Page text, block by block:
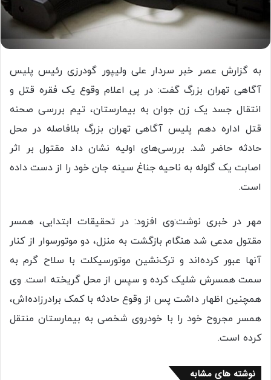
به گزارش عصر خبر سردار علی ولیپور گودرزی رئیس پلیس
آگاهی تهران بزرگ گفت: در پی اعلام وقوع یک فقره قتل و
انتقال جسد یک زن جوان به بیمارستان، تیم بررسی صحنه
قتل اداره دهم پلیس آگاهی تهران بزرگ بلافاصله در محل
حادثه حاضر شد. بررسی‌های اولیه نشان داد مقتول بر اثر
اصابت یک گلوله به ناحیه جناغ سینه جان خود را از دست داده
است.
مهر در خبری نوشت:وی افزود: در تحقیقات ابتدایی، همسر
مقتول مدعی شد هنگام بازگشت به منزل، دو موتورسوار از کنار
آنها عبور کرده‌اند و ترک‌نشین موتورسیکلت با سلاح گرم به
سمت همسرش شلیک کرده و سپس از محل گریخته است. وی
همچنین اظهار داشت پس از وقوع حادثه با کمک برادرزاده‌اش،
همسر مجروح خود را با خودروی شخصی به بیمارستان منتقل
کرده است.
نوشته های مشابه